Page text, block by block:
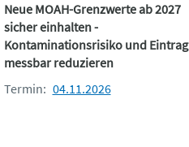
Neue MOAH-Grenzwerte ab 2027
sicher einhalten -
Kontaminationsrisiko und Eintrag
messbar reduzieren
Termin: 04.11.2026